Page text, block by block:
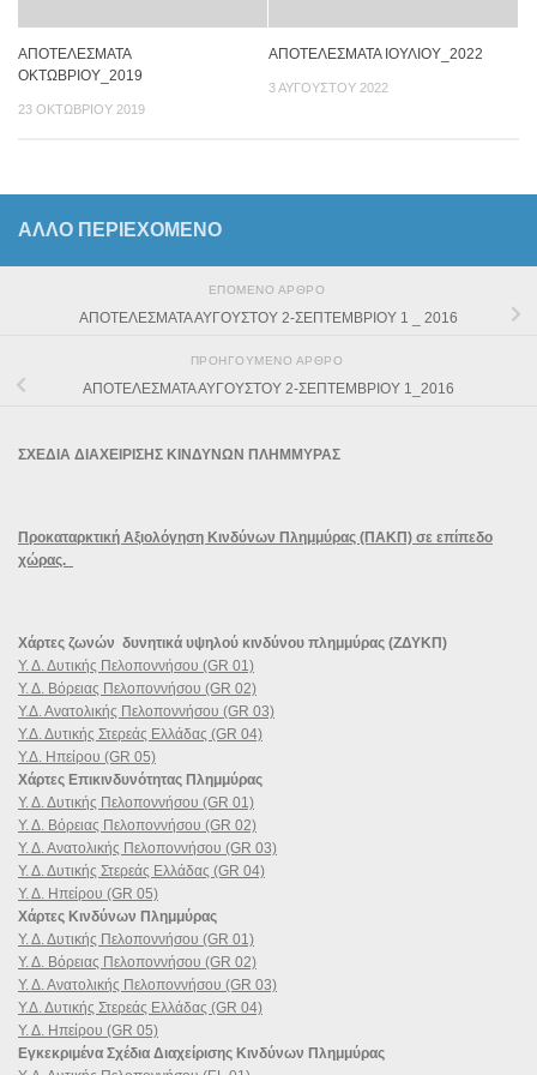
ΑΠΟΤΕΛΕΣΜΑΤΑ
ΟΚΤΩΒΡΙΟΥ_2019
23 ΟΚΤΩΒΡΊΟΥ 2019
ΑΠΟΤΕΛΕΣΜΑΤΑ ΙΟΥΛΙΟΥ_2022
3 ΑΥΓΟΎΣΤΟΥ 2022
ΆΛΛΟ ΠΕΡΙΕΧΟΜΕΝΟ
ΕΠΌΜΕΝΟ ΆΡΘΡΟ
ΑΠΟΤΕΛΕΣΜΑΤΑ ΑΥΓΟΥΣΤΟΥ 2-ΣΕΠΤΕΜΒΡΙΟΥ 1 _ 2016
ΠΡΟΗΓΟΎΜΕΝΟ ΆΡΘΡΟ
ΑΠΟΤΕΛΕΣΜΑΤΑ ΑΥΓΟΥΣΤΟΥ 2-ΣΕΠΤΕΜΒΡΙΟΥ 1_2016
ΣΧΕΔΙΑ ΔΙΑΧΕΙΡΙΣΗΣ ΚΙΝΔΥΝΩΝ ΠΛΗΜΜΥΡΑΣ
Προκαταρκτική Αξιολόγηση Κινδύνων Πλημμύρας (ΠΑΚΠ) σε επίπεδο
χώρας.
Χάρτες ζωνών δυνητικά υψηλού κινδύνου πλημμύρας (ΖΔΥΚΠ)
Υ. Δ. Δυτικής Πελοποννήσου (GR 01)
Υ. Δ. Βόρειας Πελοποννήσου (GR 02)
Υ.Δ. Ανατολικής Πελοποννήσου (GR 03)
Υ.Δ. Δυτικής Στερεάς Ελλάδας (GR 04)
Υ.Δ. Ηπείρου (GR 05)
Χάρτες Επικινδυνότητας Πλημμύρας
Υ. Δ. Δυτικής Πελοποννήσου (GR 01)
Υ. Δ. Βόρειας Πελοποννήσου (GR 02)
Υ. Δ. Ανατολικής Πελοποννήσου (GR 03)
Υ. Δ. Δυτικής Στερεάς Ελλάδας (GR 04)
Υ. Δ. Ηπείρου (GR 05)
Χάρτες Κινδύνων Πλημμύρας
Υ. Δ. Δυτικής Πελοποννήσου (GR 01)
Υ. Δ. Βόρειας Πελοποννήσου (GR 02)
Υ. Δ. Ανατολικής Πελοποννήσου (GR 03)
Υ.Δ. Δυτικής Στερεάς Ελλάδας (GR 04)
Υ. Δ. Ηπείρου (GR 05)
Εγκεκριμένα Σχέδια Διαχείρισης Κινδύνων Πλημμύρας